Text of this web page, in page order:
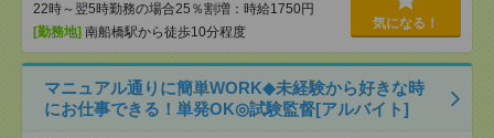
22時～翌5時勤務の場合25％割増：時給1750円
[勤務地] 南船橋駅から徒歩10分程度
気になる！
マニュアル通りに簡単WORK◆未経験から好きな時
にお仕事できる！単発OK◎試験監督[アルバイト]